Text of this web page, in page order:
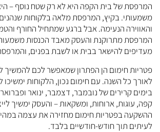
המרפסת של בית הקפה היא לא רק שטח נוסף – היא
משמעותי. בקיץ, המרפסת מלאה בלקוחות שנהנים
והאווירה הנעימה. אבל ברגע שמתחיל החורף
המרפסת מתרוקנת והעסק מאבד הכנסות
מעדיפים להישאר בבית או לשבת בפנים,
פטריות חימום הן הפתרון שמאפשר לכם להמשיך
לאורך כל השנה. עם חימום נכון, הלקוחות ימשיכו
בימים קרירים של נובמבר, דצמבר, ינואר ופברואר.
קפה, עוגות, ארוחות, ומשקאות – והעסק ימשיך
ההשקעה בפטריות חימום מחזירה את עצמה
לעיתים תוך חודש-חודשיים בלבד.